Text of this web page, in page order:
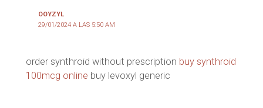
OOYZYL
29/01/2024 A LAS 5:50 AM
order synthroid without prescription buy synthroid
100mcg online buy levoxyl generic